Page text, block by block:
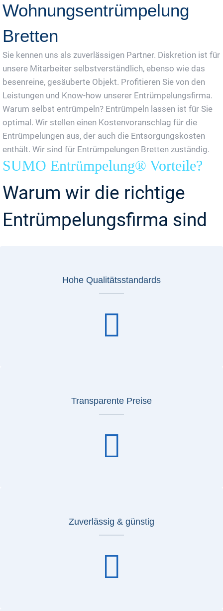
Wohnungsentrümpelung
Bretten
Sie kennen uns als zuverlässigen Partner. Diskretion ist für
unsere Mitarbeiter selbstverständlich, ebenso wie das
besenreine, gesäuberte Objekt. Profitieren Sie von den
Leistungen und Know-how unserer Entrümpelungsfirma.
Warum selbst entrümpeln? Entrümpeln lassen ist für Sie
optimal. Wir stellen einen Kostenvoranschlag für die
Entrümpelungen aus, der auch die Entsorgungskosten
enthält. Wir sind für Entrümpelungen Bretten zuständig.
SUMO Entrümpelung® Vorteile?
Warum wir die richtige
Entrümpelungsfirma sind
Hohe Qualitätsstandards
Transparente Preise
Zuverlässig & günstig